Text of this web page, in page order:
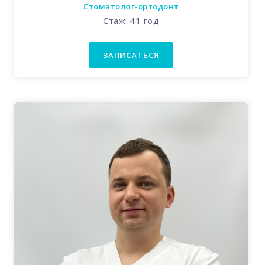
Стоматолог-ортодонт
Стаж: 41 год
ЗАПИСАТЬСЯ